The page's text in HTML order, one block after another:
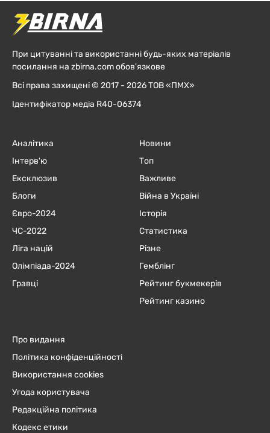
При цитуванні та використанні будь-яких матеріалів
посилання на zbirna.com обов'язкове
Всі права захищені © 2017 - 2026 ТОВ «ПМХ»
Ідентифікатор медіа R40-06374
Аналітика
Інтерв'ю
Ексклюзив
Блоги
Євро-2024
ЧC-2022
Ліга націй
Олімпіада-2024
Гравці
Новини
Топ
Важливе
Війна в Україні
Історія
Статистика
Різне
Гемблінг
Рейтинг букмекерів
Рейтинг казино
Про видання
Політика конфіденційності
Використання cookies
Угода користувача
Редакційна політика
Кодекс етики